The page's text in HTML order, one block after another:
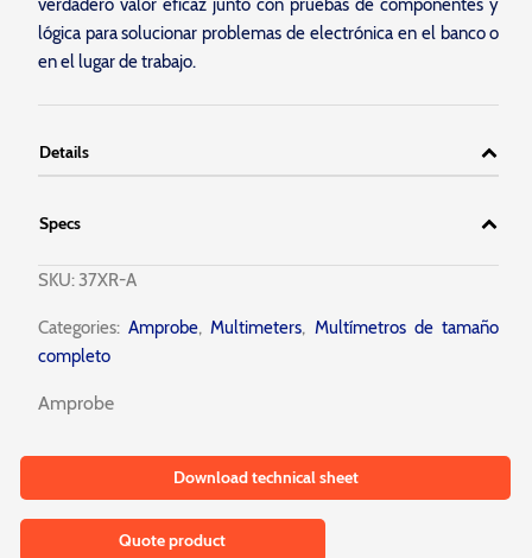
verdadero valor eficaz junto con pruebas de componentes y
lógica para solucionar problemas de electrónica en el banco o
en el lugar de trabajo.
Details
Specs
SKU:37XR-A
Categories:Amprobe,Multimeters, Multímetros de tamaño
completo
Amprobe
Download technical sheet
Quote product